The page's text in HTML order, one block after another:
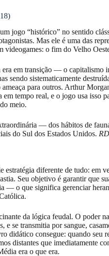
jogo “histórico” no sentido
Mas ele é uma das
videogames: o fim do Velho
era em transição — o capitalismo
sendo sistematicamente
para outros. Arthur
tempo real, e o jogo usa isso
meio.
— dos hábitos de
do Sul dos Estados Unidos.
estratégia diferente de tudo: em
Seu objetivo é garantir que
— o que significa gerenciar
da lógica feudal. O poder
se transmitia por sangue,
didático consegue: quando seu
distantes que imediatamente
era o que era.